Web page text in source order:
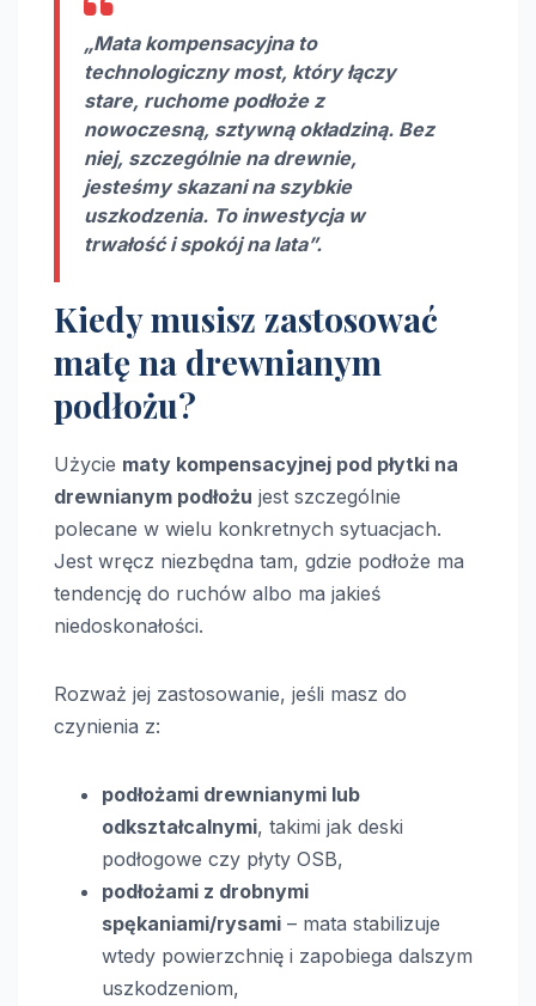
„Mata kompensacyjna to
technologiczny most, który łączy
stare, ruchome podłoże z
nowoczesną, sztywną okładziną. Bez
niej, szczególnie na drewnie,
jesteśmy skazani na szybkie
uszkodzenia. To inwestycja w
trwałość i spokój na lata”.
Kiedy musisz zastosować
matę na drewnianym
podłożu?
Użycie maty kompensacyjnej pod płytki na
drewnianym podłożu jest szczególnie
polecane w wielu konkretnych sytuacjach.
Jest wręcz niezbędna tam, gdzie podłoże ma
tendencję do ruchów albo ma jakieś
niedoskonałości.
Rozważ jej zastosowanie, jeśli masz do
czynienia z:
podłożami drewnianymi lub
odkształcalnymi, takimi jak deski
podłogowe czy płyty OSB,
podłożami z drobnymi
spękaniami/rysami – mata stabilizuje
wtedy powierzchnię i zapobiega dalszym
uszkodzeniom,